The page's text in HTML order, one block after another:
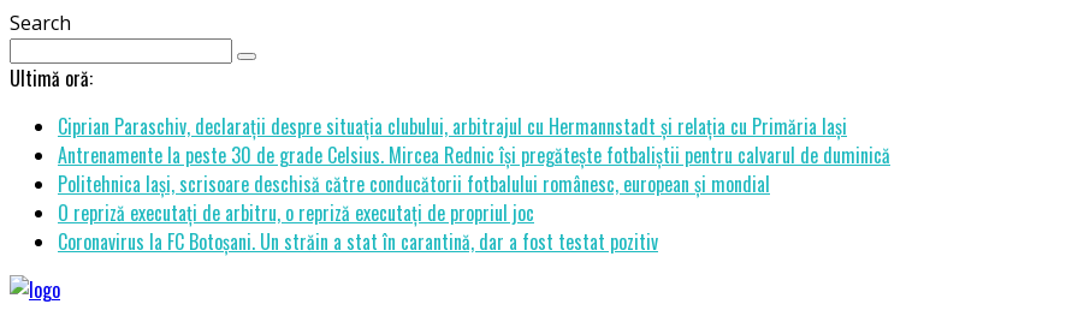
Search
Ultimă oră:
Ciprian Paraschiv, declarații despre situația clubului, arbitrajul cu Hermannstadt și relația cu Primăria Iași
Antrenamente la peste 30 de grade Celsius. Mircea Rednic își pregătește fotbaliștii pentru calvarul de duminică
Politehnica Iași, scrisoare deschisă către conducătorii fotbalului românesc, european și mondial
O repriză executați de arbitru, o repriză executați de propriul joc
Coronavirus la FC Botoșani. Un străin a stat în carantină, dar a fost testat pozitiv